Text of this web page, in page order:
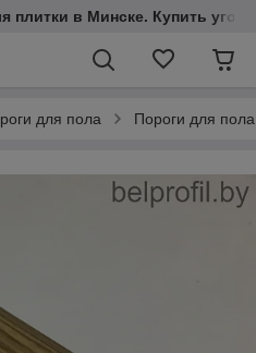
в Минске. Купить
для пола Пороги для